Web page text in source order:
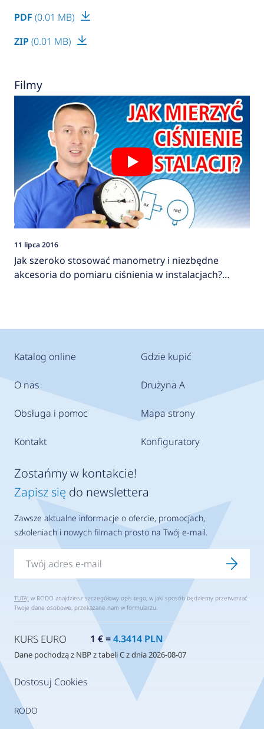
PDF (0.01 MB)
ZIP (0.01 MB)
Filmy
11 lipca 2016
Jak szeroko stosować manometry i niezbędne
akcesoria do pomiaru ciśnienia w instalacjach?
Katalog online
O nas
Obsługa i pomoc
Kontakt
Gdzie kupić
Drużyna A
Mapa strony
Konfiguratory
Dostosuj Cookies
RODO
Zostańmy w kontakcie!
Zapisz się do newslettera
Zawsze aktualne informacje o ofercie, promocjach,
szkoleniach i nowych filmach prosto na Twój e-mail.
TUTAJ w RODO znajdziesz szczegółowy opis tego, w jaki sposób będziemy przetwarzać
Twoje dane osobowe, przekazane nam w formularzu.
KURS EURO 1 € =4.3414 PLN
Dane pochodzą z NBP z tabeli C z dnia 2026-08-07